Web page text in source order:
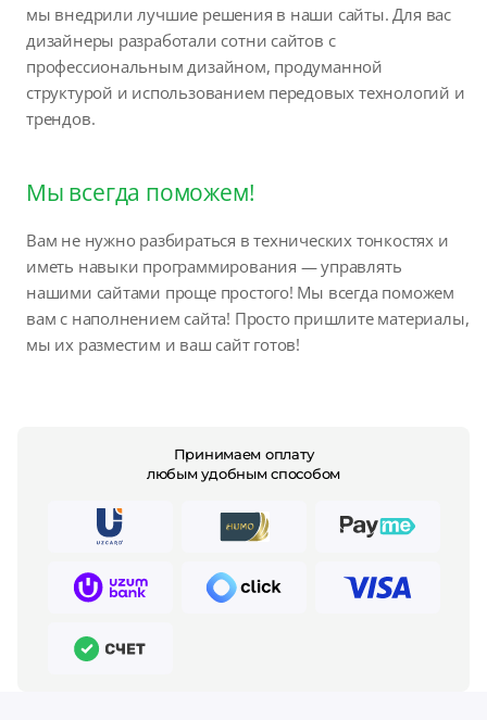
мы внедрили лучшие решения в наши сайты. Для вас
дизайнеры разработали сотни сайтов с
профессиональным дизайном, продуманной
структурой и использованием передовых технологий и
трендов.
Мы всегда поможем!
Вам не нужно разбираться в технических тонкостях и
иметь навыки программирования — управлять
нашими сайтами проще простого! Мы всегда поможем
вам с наполнением сайта! Просто пришлите материалы,
мы их разместим и ваш сайт готов!
Принимаем оплату
любым удобным способом